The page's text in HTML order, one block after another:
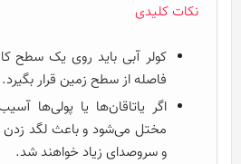
نکات کلیدی
کولر آبی باید روی یک سطح
فاصله از سطح زمین قرار بگیرد.
اگر یاتاقان‌ها یا پولی‌ها
مختل می‌شود و باعث لگد زدن
و سروصدای زیاد خواهند شد.